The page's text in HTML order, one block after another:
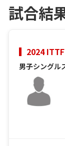
試合結
2024
男子シングル